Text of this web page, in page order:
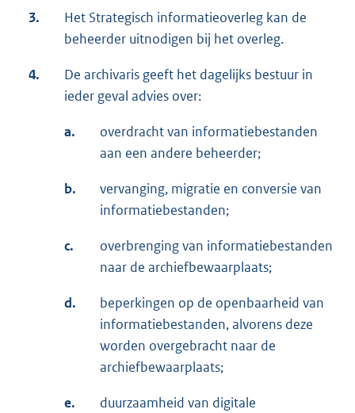
3.
Het Strategisch informatieoverleg kan de
beheerder uitnodigen bij het overleg.
4.
De archivaris geeft het dagelijks bestuur in
ieder geval advies over:
a.
overdracht van informatiebestanden
aan een andere beheerder;
b.
vervanging, migratie en conversie van
informatiebestanden;
c.
overbrenging van informatiebestanden
naar de archiefbewaarplaats;
d.
beperkingen op de openbaarheid van
informatiebestanden, alvorens deze
worden overgebracht naar de
archiefbewaarplaats;
e.
duurzaamheid van digitale